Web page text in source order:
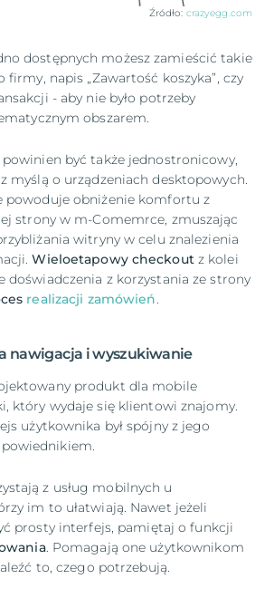
Źródło: crazyegg.com
dostępnych możesz zamieścić takie
napis „Zawartość koszyka”, czy
- aby nie było potrzeby
obszarem.
być także jednostronicowy,
myślą o urządzeniach desktopowych.
powoduje obniżenie komfortu z
strony w m-Comemrce, zmuszając
witryny w celu znalezienia
Wieloetapowy checkout z kolei
doświadczenia z korzystania ze strony
realizacji zamówień.
nawigacja i wyszukiwanie
produkt dla mobile
który wydaje się klientowi znajomy.
użytkownika był spójny z jego
z usług mobilnych u
im to ułatwiają. Nawet jeżeli
prosty interfejs, pamiętaj o funkcji
. Pomagają one użytkownikom
to, czego potrzebują.